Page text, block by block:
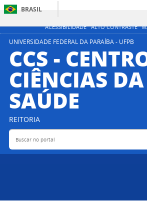
ACESSIBILIDADE ALTO CONTRASTE
BRASIL
UNIVERSIDADE FEDERAL DA PARAÍBA - UFPB
CCS -
CIÊNCIAS DA
SAÚDE
REITORIA
Buscar no portal